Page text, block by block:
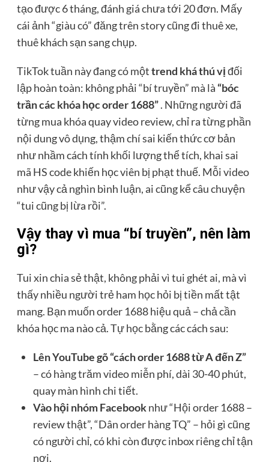
tạo được 6 tháng, đánh giá chưa tới 20 đơn. Mấy
cái ảnh “giàu có” đăng trên story cũng đi thuê xe,
thuê khách sạn sang chụp.
TikTok tuần này đang có mộttrend khá thú vịđối
lập hoàn toàn: không phải “bí truyền” mà là “bóc
trần các khóa học order 1688”. Những người đã
từng mua khóa quay video review, chỉ ra từng phần
nội dung vô dụng, thậm chí sai kiến thức cơ bản
như nhầm cách tính khối lượng thể tích, khai sai
mã HS code khiến học viên bị phạt thuế. Mỗi video
như vậy cả nghìn bình luận, ai cũng kể câu chuyện
“tui cũng bị lừa rồi”.
Vậy thay vì mua “bí truyền”, nên làm
gì?
Tui xin chia sẻ thật, không phải vì tui ghét ai, mà vì
thấy nhiều người trẻ ham học hỏi bị tiền mất tật
mang. Bạn muốn order 1688 hiệu quả – chả cần
khóa học ma nào cả. Tự học bằng các cách sau:
Lên YouTube gõ “cách order 1688 từ A đến Z”
– có hàng trăm video miễn phí, dài 30-40 phút,
quay màn hình chi tiết.
Vào hội nhóm Facebooknhư “Hội order 1688 –
review thật”, “Dân order hàng TQ” – hỏi gì cũng
có người chỉ, có khi còn được inbox riêng chỉ tận
nơi.